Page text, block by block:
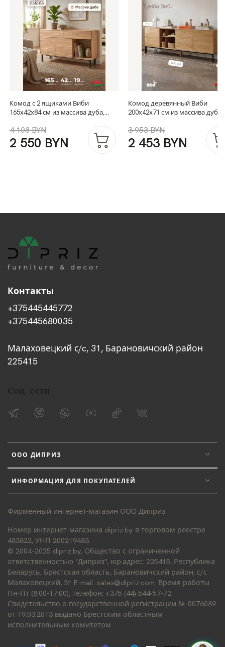
Комод с 2 ящиками Виби
165х42х84 см из массива дуба,
металлических ножках в стиле
лофт
4 108 BYN
2 550 BYN
Комод деревянный Виби
200х42х71 см из массива дуба,
металлических ножках в
лофт
3 953 BYN
2 453 BYN
ООО ДИПРИЗ
ИНФОРМАЦИЯ ДЛЯ ПОКУПАТЕЛЕЙ
Контакты
+375445445772
+375445680035
Малаховецкий с/c, 31, Барановичский район
225415
Соц. сети
Фирменный интернет-магазин ООО Диприз
Номер интернет-магазина dipriz.by в торговом реестре
483822, УНП 200219483.
© 2004–2025 dipriz.by, Общество с ограниченной
ответственностью "Диприз", юр.адрес: 225415, Республика
Беларусь, Брестская область, Барановичский район, с/с
Малаховецкий, 31 E-mail: sales@dipriz.com. Время работы
Пн-Пт (8:00-17:00), телефон: +375 (44) 544-57-72.
Свидетельство о государственной регистрации № 0076089
от 19.03.2013 выдано Брестским областным
исполнительным комитетом